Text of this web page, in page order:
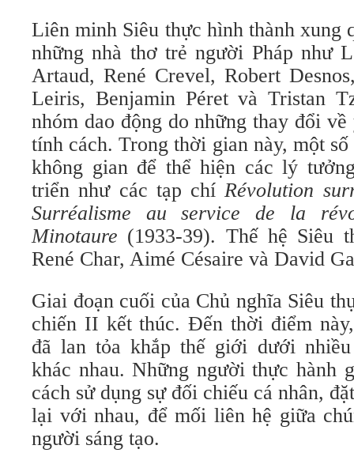
Liên minh Siêu thực hình thành xung
những nhà thơ trẻ người Pháp như
Artaud, René Crevel, Robert
Leiris, Benjamin Péret và Tristan
nhóm dao động do những thay đổi
tính cách. Trong thời gian này, một
không gian để thể hiện các lý
triển như các tạp chíRévolution
Surréalisme au service de la
Minotaure (1933-39). Thế hệ Siêu
René Char, Aimé Césaire và David
Giai đoạn cuối của Chủ nghĩa Siêu
chiến II kết thúc. Đến thời điểm
đã lan tỏa khắp thế giới dưới
khác nhau. Những người thực hành
cách sử dụng sự đối chiếu cá nhân,
lại với nhau, để mối liên hệ giữa
người sáng tạo.